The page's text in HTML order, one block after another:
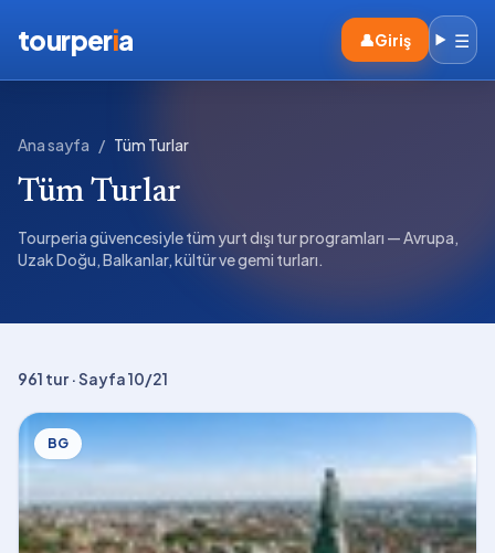
tourperia 👤Giriş ☰
Ana sayfa / Tüm Turlar
Tüm Turlar
Tourperia güvencesiyle tüm yurt dışı tur programları — Avrupa,
Uzak Doğu, Balkanlar, kültür ve gemi turları.
961 tur · Sayfa 10/21
BG